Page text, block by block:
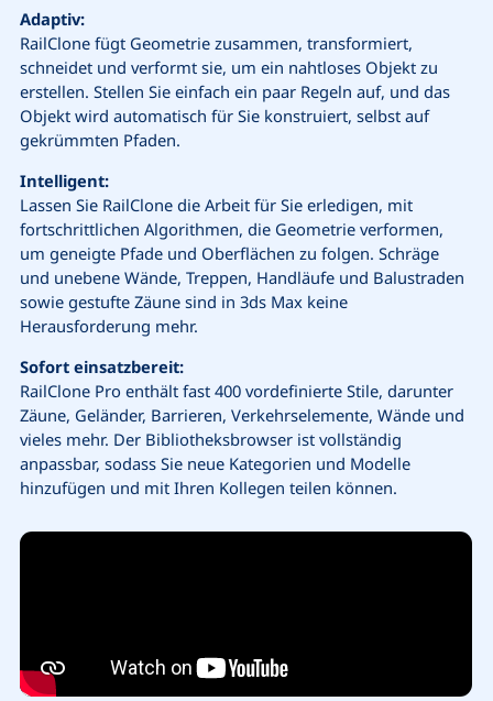
Adaptiv:
RailClone fügt Geometrie zusammen, transformiert,
schneidet und verformt sie, um ein nahtloses Objekt zu
erstellen. Stellen Sie einfach ein paar Regeln auf, und das
Objekt wird automatisch für Sie konstruiert, selbst auf
gekrümmten Pfaden.
Intelligent:
Lassen Sie RailClone die Arbeit für Sie erledigen, mit
fortschrittlichen Algorithmen, die Geometrie verformen,
um geneigte Pfade und Oberflächen zu folgen. Schräge
und unebene Wände, Treppen, Handläufe und Balustraden
sowie gestufte Zäune sind in 3ds Max keine
Herausforderung mehr.
Sofort einsatzbereit:
RailClone Pro enthält fast 400 vordefinierte Stile, darunter
Zäune, Geländer, Barrieren, Verkehrselemente, Wände und
vieles mehr. Der Bibliotheksbrowser ist vollständig
anpassbar, sodass Sie neue Kategorien und Modelle
hinzufügen und mit Ihren Kollegen teilen können.